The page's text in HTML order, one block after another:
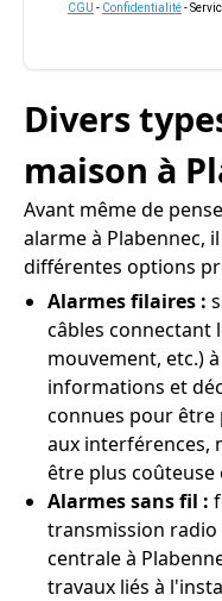
CGU - Confidentialité-
Divers
maison à
Avant même de
alarme à Plabennec,
différentes options
Alarmes filaires :
câbles connectant
mouvement, etc.)
informations et
connues pour être
aux interférences,
être plus coûteuse
Alarmes sans fil :
transmission
centrale à
travaux liés à